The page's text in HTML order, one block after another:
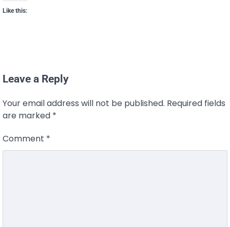
Like this:
Leave a Reply
Your email address will not be published. Required fields
are marked *
Comment *